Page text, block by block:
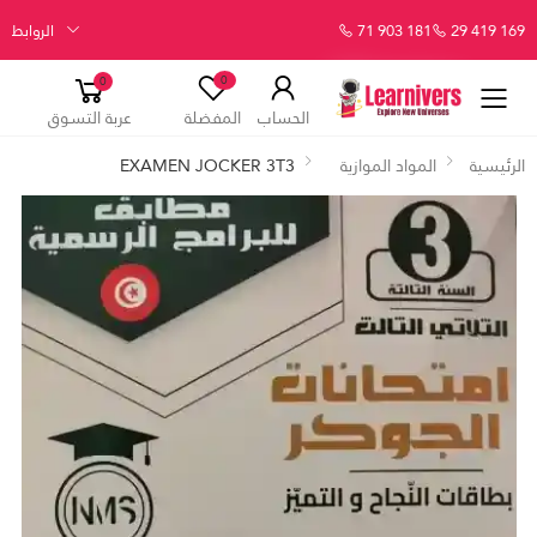
29 419 169
71 903 181 الروابط
الحساب
0
المفضلة
0
عربة التسوق
الرئيسية
المواد الموازية EXAMEN JOCKER 3T3